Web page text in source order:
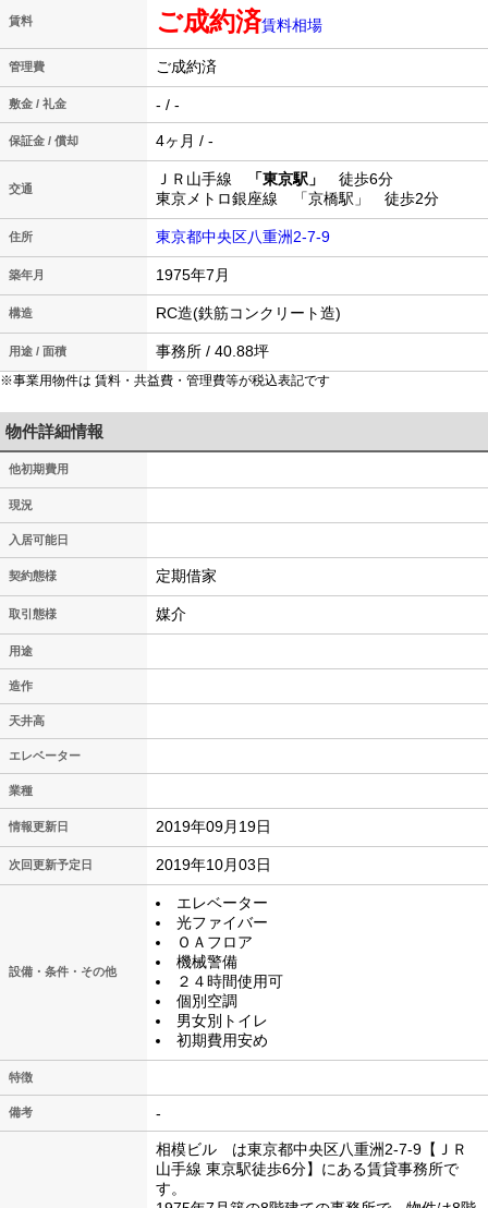
賃料 ご成約済賃料相場
管理費 ご成約済
敷金 / 礼金 - / -
保証金 / 償却 4ヶ月 / -
交通
ＪＲ山手線 「東京駅」
徒歩6分
東京メトロ銀座線 「京橋駅」 徒歩2分
住所 東京都中央区八重洲2-7-9
築年月 1975年7月
構造 RC造(鉄筋コンクリート造)
用途 / 面積 事務所 / 40.88坪
※事業用物件は 賃料・共益費・管理費等が税込表記です
物件詳細情報
他初期費用
現況
入居可能日
契約態様 定期借家
取引態様 媒介
用途
造作
天井高
エレベーター
業種
情報更新日 2019年09月19日
次回更新予定日 2019年10月03日
設備・条件・その他
エレベーター
光ファイバー
ＯＡフロア
機械警備
２４時間使用可
個別空調
男女別トイレ
初期費用安め
特徴
備考 -
相模ビル は東京都中央区八重洲2-7-9【ＪＲ
山手線 東京駅徒歩6分】にある賃貸事務所で
す。